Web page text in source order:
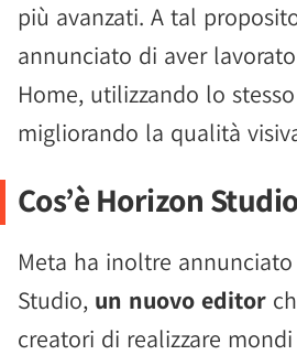
più avanzati. A tal
annunciato di aver
Home, utilizzando lo
migliorando la qualità
Cos’è Horizon
Meta ha inoltre
Studio, un nuovo editor
creatori di realizzare mondi